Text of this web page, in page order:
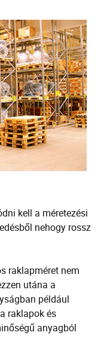
kell a méretezési
nehogy rossz
raklapméret nem
utána a
például
raklapok és
anyagból